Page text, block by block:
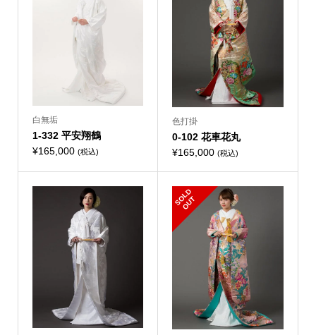
白無垢
1-332 平安翔鶴
¥165,000 (税込)
色打掛
0-102 花車花丸
¥165,000 (税込)
S
O
L
D
O
U
T